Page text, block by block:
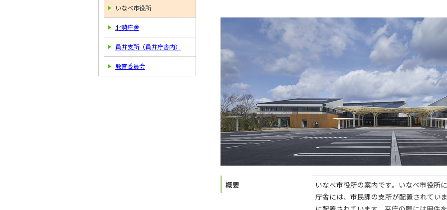
概要
いなべ市役所の案内です。いなべ市役所
庁舎には、市民課の支所が配置されてい
いなべ市役所
北勢庁舎
員弁支所（員弁庁舎内）
教育委員会